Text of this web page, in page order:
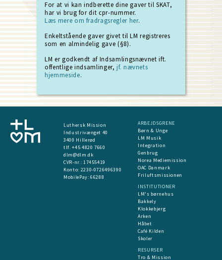
For at vi kan indberette dine gaver til SKAT,
har vi brug for dit cpr-nummer.
Læs mere om fradragsregler her.
Enkeltstående gaver givet til LM registreres
som en almindelig gave (§8).
LM er godkendt af Indsamlingsnævnet ift.
offentlige indsamlinger,jf. nævnets
hjemmeside.
Luthersk Mission
Industrivænget 40
3400 Hillerød
tlf. +45 4820 7660
dlm@dlm.dk
CVR-nr.: 17455419
​Konto: 2230-0726496390
MobilePay:66288
ARBEJDSGRENE
Børn & Unge
LM Musik
Integration
Genbrug
Norea Mediemission
OAC Danmark
Friluftsmissionen
INSTITUTIONER
LM's børnehus
Bakkely
Klokkebjerg
Arken
Håbet
Café Kilden
Skoler
RESURSER
Tro & Mission